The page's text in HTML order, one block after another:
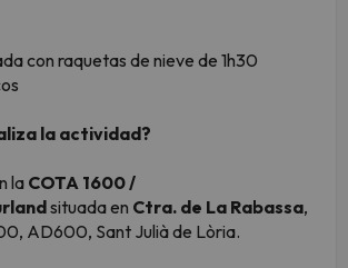
con raquetas de nieve de 1h30
la actividad?
laCOTA 1600 /
situada en Ctra. de La Rabassa,
AD600, Sant Julià de Lòria.